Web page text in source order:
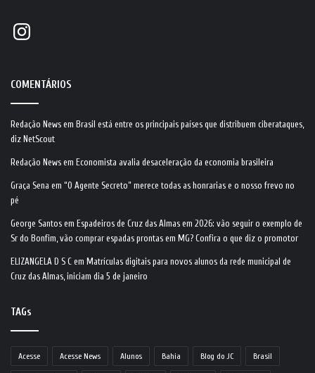
Instagram
COMENTÁRIOS
Redação News em Brasil está entre os principais países que distribuem ciberataques,
diz NetScout
Redação News em Economista avalia desaceleração da economia brasileira
Graça Sena em “O Agente Secreto” merece todas as honrarias e o nosso frevo no
pé
George Santos em Espadeiros de Cruz das Almas em 2026: vão seguir o exemplo de
Sr do Bonfim, vão comprar espadas prontas em MG? Confira o que diz o promotor
ELIZANGELA D S C em Matrículas digitais para novos alunos da rede municipal de
Cruz das Almas, iniciam dia 5 de janeiro
TAGs
Acesse Acesse News Alunos Bahia Blog do JC Brasil